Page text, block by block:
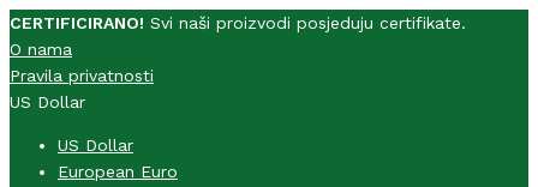
CERTIFICIRANO! Svi naši proizvodi posjeduju certifikate.
O nama
Pravila privatnosti
US Dollar
US Dollar
European Euro